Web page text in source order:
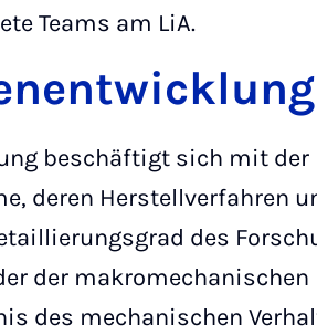
Teams am LiA.
beschäftigt sich mit der
deren Herstellverfahren
des
der makromechanischen
des mechanischen